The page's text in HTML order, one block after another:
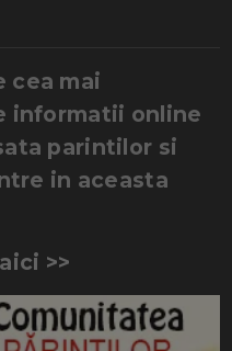
cea mai
informatii online
parintilor si
in aceasta
>>